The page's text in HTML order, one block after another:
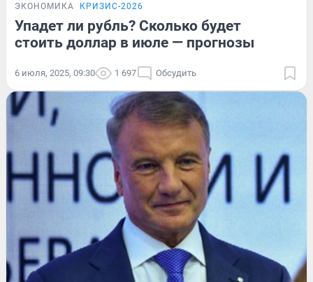
ЭКОНОМИКА КРИЗИС-2026
Упадет ли рубль? Сколько будет
стоить доллар в июле — прогнозы
6 июля, 2025, 09:30 1 697 Обсудить